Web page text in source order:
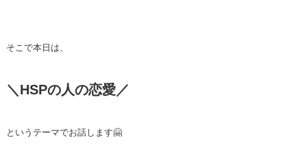
そこで本日は、
＼HSPの人の恋愛／
というテーマでお話します🤗